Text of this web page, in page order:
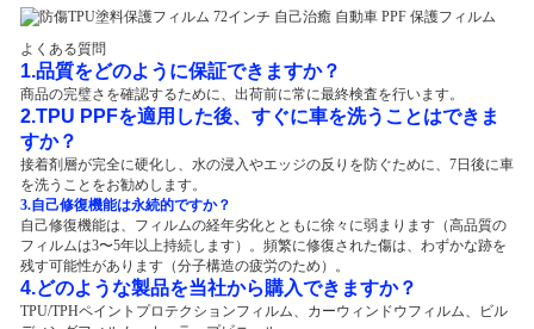
よくある質問
1.品質をどのように保証できますか？
商品の完璧さを確認するために、出荷前に常に最終検査を行います。
2.TPU PPFを適用した後、すぐに車を洗うことはできま
すか？
接着剤層が完全に硬化し、水の浸入やエッジの反りを防ぐために、7日後に車
を洗うことをお勧めします。
3.自己修復機能は永続的ですか？
自己修復機能は、フィルムの経年劣化とともに徐々に弱まります（高品質の
フィルムは3〜5年以上持続します）。頻繁に修復された傷は、わずかな跡を
残す可能性があります（分子構造の疲労のため）。
4.どのような製品を当社から購入できますか？
TPU/TPHペイントプロテクションフィルム、カーウィンドウフィルム、ビル